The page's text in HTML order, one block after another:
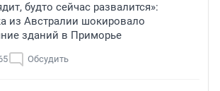
будто сейчас развалится»:
из Австралии шокировало
зданий в Приморье
Обсудить